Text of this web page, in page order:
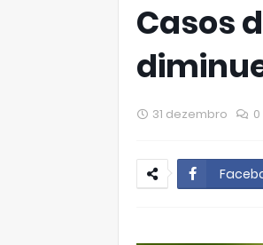
Casos
31 dezembro